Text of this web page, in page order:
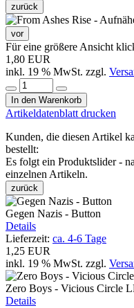
zurück
vor
Für eine größere Ansicht
1,80 EUR
inkl. 19 % MwSt. zzgl.
In den Warenkorb
Artikeldatenblatt drucken
Kunden, die diesen Artikel
bestellt:
Es folgt ein Produktslider -
einzelnen Artikeln.
zurück
Gegen Nazis - Button
Details
Lieferzeit: ca. 4-6 Tage
1,25 EUR
inkl. 19 % MwSt. zzgl.
Zero Boys - Vicious Circle
Details